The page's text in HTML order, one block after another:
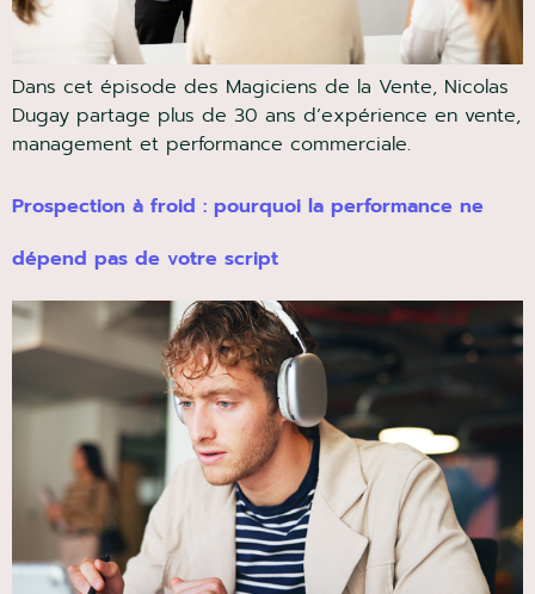
Dans cet épisode des Magiciens de la Vente, Nicolas
Dugay partage plus de 30 ans d’expérience en
vente, management et performance commerciale.
Prospection à froid : pourquoi la performance ne
dépend pas de votre script